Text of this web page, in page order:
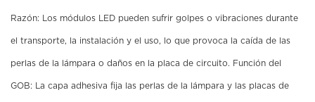
Razón: Los módulos LED pueden sufrir golpes o vibraciones durante
el transporte, la instalación y el uso, lo que provoca la caída de las
perlas de la lámpara o daños en la placa de circuito. Función del
GOB: La capa adhesiva fija las perlas de la lámpara y las placas de